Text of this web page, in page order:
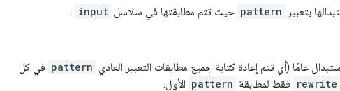
بتعبير
pattern حيث تتم مطابقتها في سلاسل input
.
عامًا (أي تتم إعادة كتابة جميع مطابقات التعبير العادي pattern في كل
rewrite فقط لمطابقة pattern الأول.